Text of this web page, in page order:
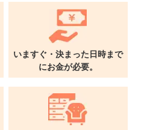
いますぐ・決まった日時まで
にお金が必要。